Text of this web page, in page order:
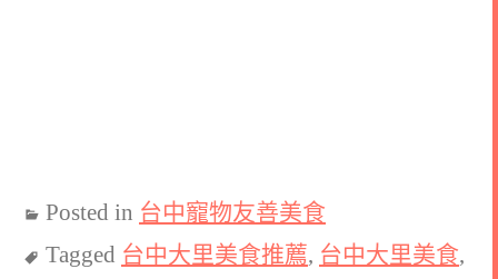
Posted in 台中寵物友善美食
Tagged 台中大里美食推薦, 台中大里美食,